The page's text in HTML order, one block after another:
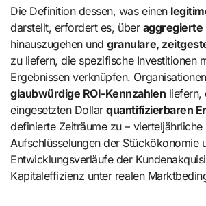
Die Definition dessen, was einen
darstellt, erfordert es, über aggregierte
hinauszugehen undgranulare,
zu liefern, die spezifische Investitionen
Ergebnissen verknüpfen.
glaubwürdige ROI-Kennzahlen liefern,
eingesetzten Dollarquantifizierbaren
definierte Zeiträume zu –
Aufschlüsselungen der Stückökonomie
Entwicklungsverläufe der
Kapitaleffizienz unter realen